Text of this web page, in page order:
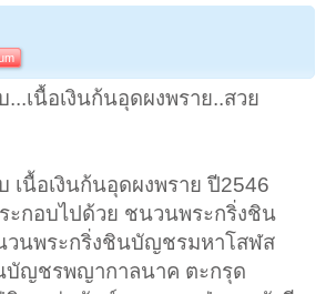
...เนื้อเงินก้นอุดผงพราย..สวย
เนื้อเงินก้นอุดผงพราย ปี2546
กอบไปด้วย ชนวนพระกริ่งชิน
นพระกริ่งชินบัญชรมหาโสฬส
บัญชรพญากาลนาค ตะกรุด